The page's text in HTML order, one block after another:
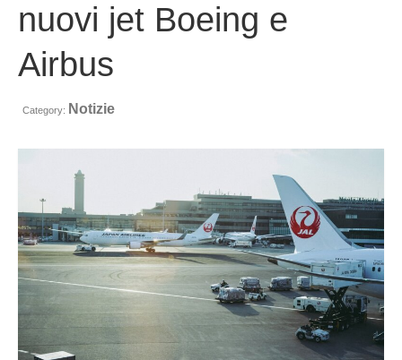
Aiuto
Notizie
Contatto
Richiesta
Italiano
Hrvatski(Croato)
Čeština(Ceco)
Dansk(Danese)
Nederlands
nuovi jet Boeing e
Airbus
Category: Notizie